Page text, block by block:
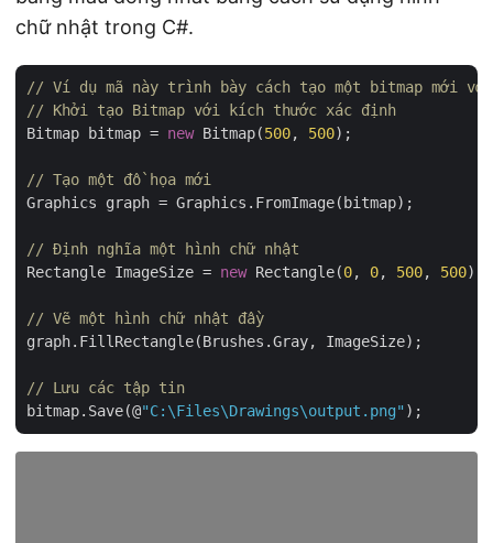
chữ nhật trong C#.
// Ví dụ mã này trình bày cách tạo một bitmap mới
// Khởi tạo Bitmap với kích thước xác định
Bitmap bitmap = new Bitmap(500, 500);
// Tạo một đồ họa mới
Graphics graph = Graphics.FromImage(bitmap);
// Định nghĩa một hình chữ nhật
Rectangle ImageSize = new Rectangle(0, 0, 500, 500);
// Vẽ một hình chữ nhật đầy
graph.FillRectangle(Brushes.Gray, ImageSize);
// Lưu các tập tin
bitmap.Save(@"C:\Files\Drawings\output.png"